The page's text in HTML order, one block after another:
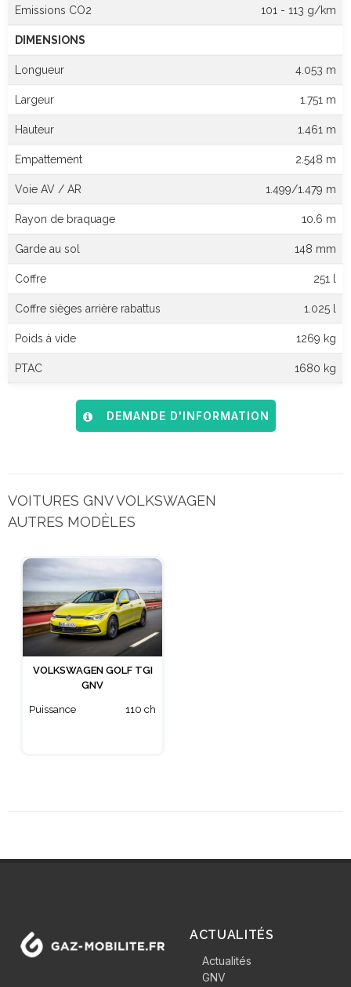
Emissions CO2 101 - 113 g/km
DIMENSIONS
Longueur 4.053 m
Largeur 1.751 m
Hauteur 1.461 m
Empattement 2.548 m
Voie AV / AR 1.499/1.479 m
Rayon de braquage 10.6 m
Garde au sol 148 mm
Coffre 251 l
Coffre sièges arrière rabattus 1.025 l
Poids à vide 1269 kg
PTAC 1680 kg
DEMANDE D'INFORMATION
VOITURES GNV VOLKSWAGEN
AUTRES MODÈLES
VOLKSWAGEN GOLF TGI
GNV
Puissance 110 ch
ACTUALITÉS
Actualités
GNV